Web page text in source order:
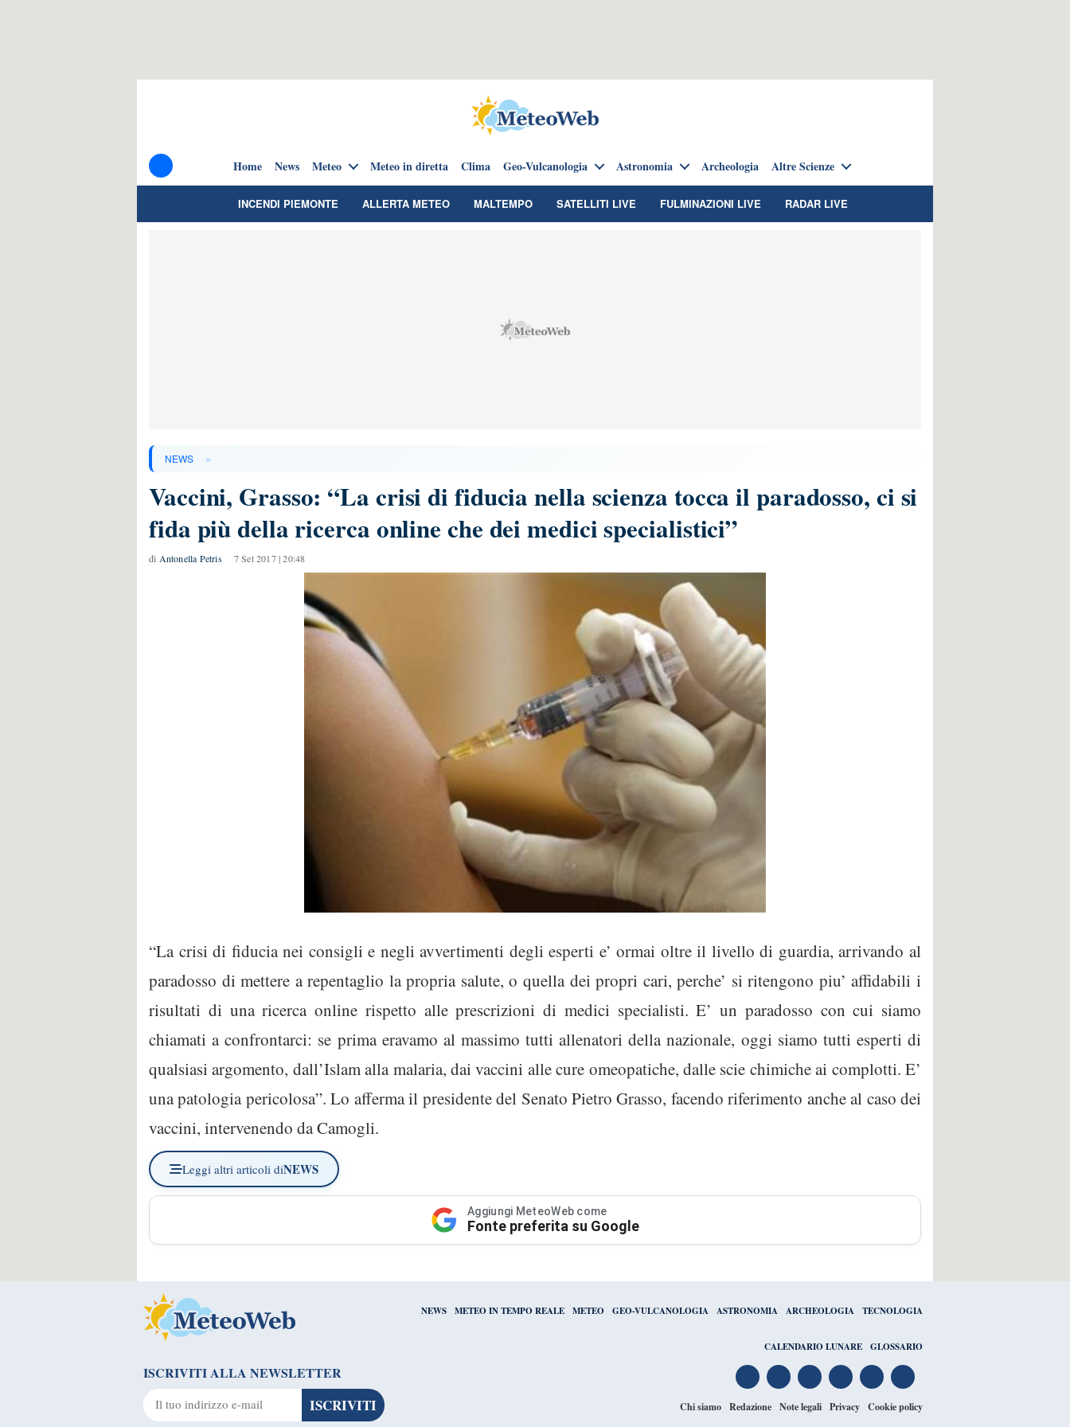
Home News Meteo Meteo in diretta Clima Geo-Vulcanologia Astronomia Archeologia Altre Scienze
INCENDI PIEMONTE ALLERTA METEO MALTEMPO SATELLITI LIVE FULMINAZIONI LIVE RADAR LIVE
NEWS »
Vaccini, Grasso: “La crisi di fiducia nella scienza tocca il paradosso, ci si
fida più della ricerca online che dei medici specialistici”
di Antonella Petris 7 Set 2017 | 20:48
“La crisi di fiducia nei consigli e negli avvertimenti degli esperti e’ ormai oltre il livello di guardia, arrivando al
paradosso di mettere a repentaglio la propria salute, o quella dei propri cari, perche’ si ritengono piu’ affidabili i
risultati di una ricerca online rispetto alle prescrizioni di medici specialisti. E’ un paradosso con cui siamo
chiamati a confrontarci: se prima eravamo al massimo tutti allenatori della nazionale, oggi siamo tutti esperti di
qualsiasi argomento, dall’Islam alla malaria, dai vaccini alle cure omeopatiche, dalle scie chimiche ai complotti. E’
una patologia pericolosa”. Lo afferma il presidente del Senato Pietro Grasso, facendo riferimento anche al caso dei
vaccini, intervenendo da Camogli.
Leggi altri articoli diNEWS
Aggiungi MeteoWeb come
Fonte preferita su Google
NEWS METEO IN TEMPO REALE METEO GEO-VULCANOLOGIA ASTRONOMIA ARCHEOLOGIA TECNOLOGIA
CALENDARIO LUNARE GLOSSARIO
ISCRIVITI ALLA NEWSLETTER
Chi siamo Redazione Note legali Privacy
Cookie policy